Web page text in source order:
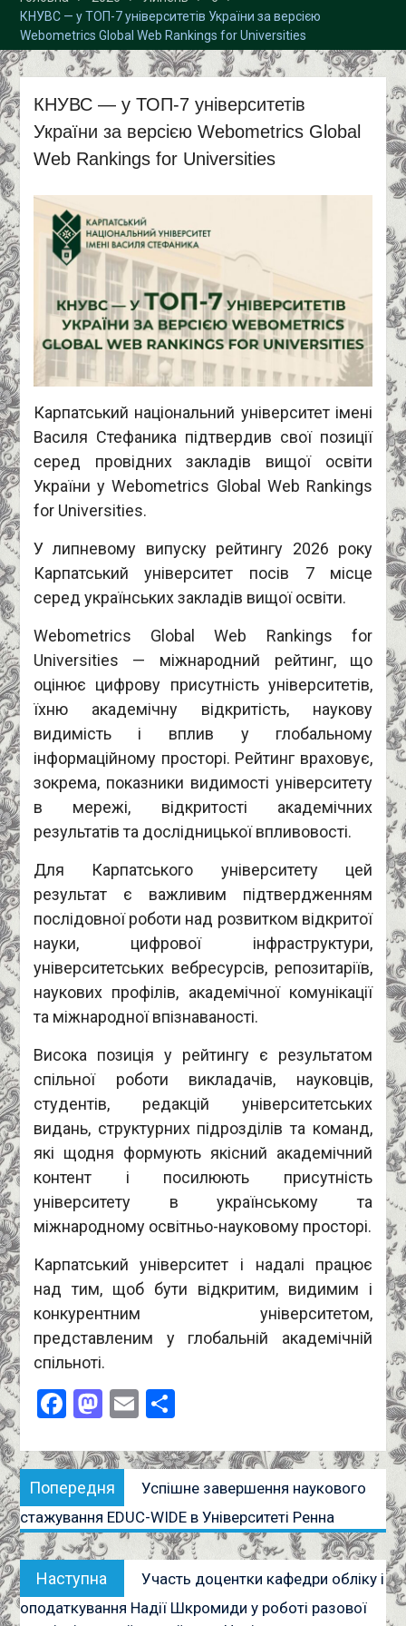
спеціальність «Облік і
оподаткування»!
КНУВС — у ТОП-7 університетів України за версією
Webometrics Global Web Rankings for Universities
КНУВС — у ТОП-7 університетів
України за версією Webometrics Global
Web Rankings for Universities
Карпатський національний університет імені
Василя Стефаника підтвердив свої позиції
серед провідних закладів вищої освіти
України у Webometrics Global Web Rankings
for Universities.
У липневому випуску рейтингу 2026 року
Карпатський університет посів 7 місце
серед українських закладів вищої освіти.
Webometrics Global Web Rankings for
Universities — міжнародний рейтинг, що
оцінює цифрову присутність університетів,
їхню академічну відкритість, наукову
видимість і вплив у глобальному
інформаційному просторі. Рейтинг враховує,
зокрема, показники видимості університету
в мережі, відкритості академічних
результатів та дослідницької впливовості.
Для Карпатського університету цей
результат є важливим підтвердженням
послідовної роботи над розвитком відкритої
науки, цифрової інфраструктури,
університетських вебресурсів, репозитаріїв,
наукових профілів, академічної комунікації
та міжнародної впізнаваності.
Висока позиція у рейтингу є результатом
спільної роботи викладачів, науковців,
студентів, редакцій університетських
видань, структурних підрозділів та команд,
які щодня формують якісний академічний
контент і посилюють присутність
університету в українському та
міжнародному освітньо-науковому просторі.
Карпатський університет і надалі працює
над тим, щоб бути відкритим, видимим і
конкурентним університетом,
представленим у глобальній академічній
спільноті.
Facebook
Mastodon
EmailПоділитися
Навігація
записів
Попередня
публікація:
Успішне завершення наукового
стажування EDUC-WIDE в Університеті Ренна
Наступна
публікація:
Участь доцентки кафедри обліку і
оподаткування Надії Шкромиди у роботі разової